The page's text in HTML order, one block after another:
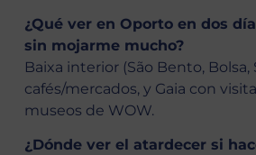
¿Qué ver en Oporto en dos
sin mojarme mucho?
Baixa interior (São Bento, Bolsa,
cafés/mercados, y Gaia con
museos de WOW.
¿Dónde ver el atardecer si